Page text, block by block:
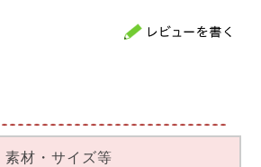
素材・サイズ等